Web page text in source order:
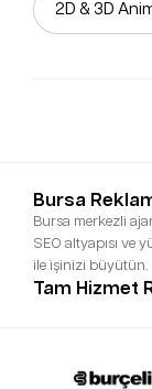
2D & 3D
Bursa
Bursa merkezli
SEO altyapısı ve
ile işinizi büyütün.
Tam Hizmet
İstanbul